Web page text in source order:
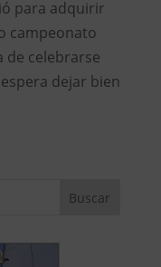
para adquirir
campeonato
de celebrarse
dejar bien